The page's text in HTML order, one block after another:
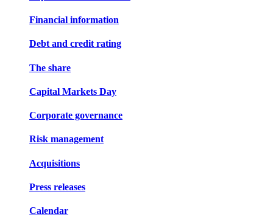
Financial information
Debt and credit rating
The share
Capital Markets Day
Corporate governance
Risk management
Acquisitions
Press releases
Calendar